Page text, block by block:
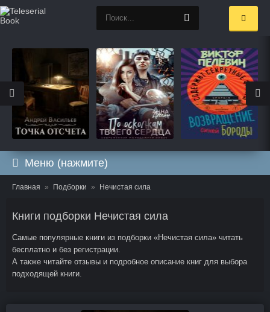
Меню (нажмите)
Главная Подборки Нечистая сила
Книги подборки Нечистая сила
Самые популярные книги из подборки «Нечистая сила» читать
бесплатно и без регистрации.
А также читайте отзывы и подробное описание книг для выбора
подходящей книги.